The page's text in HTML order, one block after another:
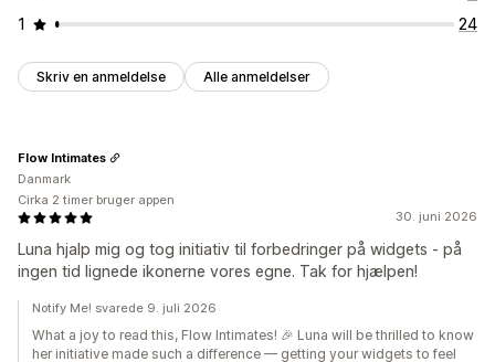
1
24
Skriv en anmeldelse Alle anmeldelser
30. juni 2026
Luna hjalp mig og tog initiativ til forbedringer på widgets - på
ingen tid lignede ikonerne vores egne. Tak for hjælpen!
Flow Intimates
Danmark
Cirka 2 timer bruger appen
Notify Me! svarede 9. juli 2026
What a joy to read this, Flow Intimates! 🎉 Luna will be thrilled to know
her initiative made such a difference — getting your widgets to feel